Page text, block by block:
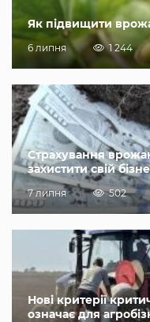
Як підвищити
6 липня 1 244
Страхування
захистити свій
7 липня 502
Нові критерії
означає для